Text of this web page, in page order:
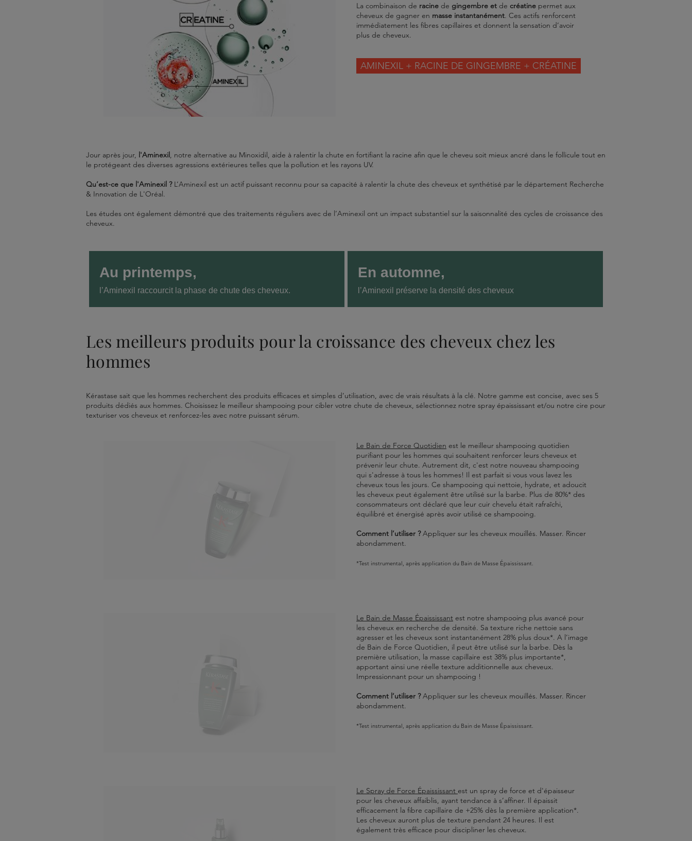
La combinaison de racine de gingembre et de créatine permet aux
cheveux de gagner en masse instantanément. Ces actifs renforcent
immédiatement les fibres capillaires et donnent la sensation d’avoir
plus de cheveux.
AMINEXIL + RACINE DE GINGEMBRE + CRÉATINE
Jour après jour, l'Aminexil, notre alternative au Minoxidil, aide à ralentir la chute en fortifiant la racine afin que le cheveu soit mieux ancré dans le follicule tout en
le protégeant des diverses agressions extérieures telles que la pollution et les rayons UV.
Qu’est-ce que l'Aminexil ?L’Aminexil est un actif puissant reconnu pour sa capacité à ralentir la chute des cheveux et synthétisé par le département Recherche
& Innovation de L'Oréal.
Les études ont également démontré que des traitements réguliers avec de l’Aminexil ont un impact substantiel sur la saisonnalité des cycles de croissance des
cheveux.
Au printemps,
l’Aminexil raccourcit la phase de chute des cheveux.
En automne,
l’Aminexil préserve la densité des cheveux
Les meilleurs produits pour la croissance des cheveux chez les
hommes
Kérastase sait que les hommes recherchent des produits efficaces et simples d’utilisation, avec de vrais résultats à la clé. Notre gamme est concise, avec ses 5
produits dédiés aux hommes. Choisissez le meilleur shampooing pour cibler votre chute de cheveux, sélectionnez notre spray épaississant et/ou notre cire pour
texturiser vos cheveux et renforcez-les avec notre puissant sérum.
Le Bain de Force Quotidien est le meilleur shampooing quotidien
purifiant pour les hommes qui souhaitent renforcer leurs cheveux et
prévenir leur chute. Autrement dit, c'est notre nouveau shampooing
qui s'adresse à tous les hommes! Il est parfait si vous vous lavez les
cheveux tous les jours. Ce shampooing qui nettoie, hydrate, et adoucit
les cheveux peut également être utilisé sur la barbe. Plus de 80%* des
consommateurs ont déclaré que leur cuir chevelu était rafraîchi,
équilibré et énergisé après avoir utilisé ce shampooing.
Comment l’utiliser ?Appliquer sur les cheveux mouillés. Masser. Rincer
abondamment.
*Test instrumental, après application du Bain de Masse Épaississant.
Le Bain de Masse Épaississant est notre shampooing plus avancé pour
les cheveux en recherche de densité. Sa texture riche nettoie sans
agresser et les cheveux sont instantanément 28% plus doux*. A l’image
de Bain de Force Quotidien, il peut être utilisé sur la barbe. Dès la
première utilisation, la masse capillaire est 38% plus importante*,
apportant ainsi une réelle texture additionnelle aux cheveux.
Impressionnant pour un shampooing !
Comment l’utiliser ?Appliquer sur les cheveux mouillés. Masser. Rincer
abondamment.
*Test instrumental, après application du Bain de Masse Épaississant.
Le Spray de Force Épaississant est un spray de force et d'épaisseur
pour les cheveux affaiblis, ayant tendance à s’affiner. Il épaissit
efficacement la fibre capillaire de +25% dès la première application*.
Les cheveux auront plus de texture pendant 24 heures. Il est
également très efficace pour discipliner les cheveux.